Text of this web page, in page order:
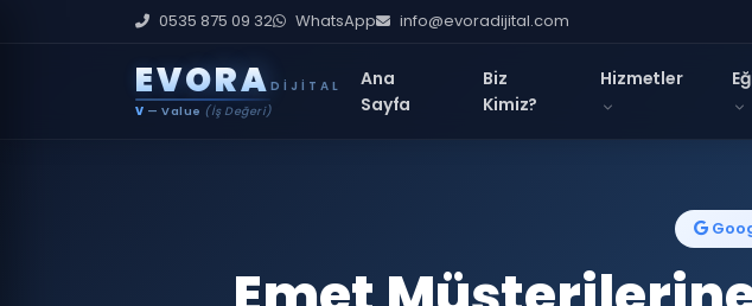
0535 875 09 32 WhatsApp info@evoradijital.com
EVORA DIJITAL
V — Value (İş Değeri)
Ana
Sayfa
Biz
Kimiz?
Hizmetler